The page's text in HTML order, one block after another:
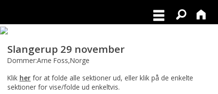
Slangerup 29 november
Dommer:Arne Foss,Norge
Klik her for at folde alle sektioner ud, eller klik på de enkelte
sektioner for vise/folde ud enkeltvis.